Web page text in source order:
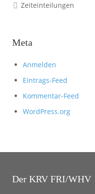
Zeiteinteilungen
Meta
Anmelden
Eintrags-Feed
Kommentar-Feed
WordPress.org
Der KRV FRI/WHV